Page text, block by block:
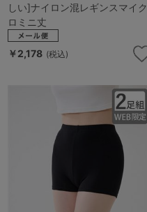
L-AB L-CD L-EF
LL-EF
その他から探す
お気に入り
高評価レビューアイテム
WEB限定アイテム
しい]ナイロン混レギンスマイク
ロミニ丈
￥2,178 (税込)